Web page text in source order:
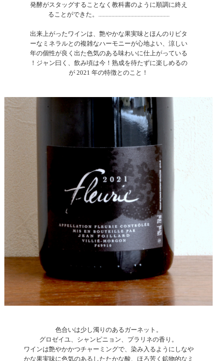
発酵がスタッグすることなく教科書のように順調に終え
ることができた。.................................................
出来上がったワインは、艶やかな果実味とほんのりビタ
ーなミネラルとの複雑なハーモニーが心地よい、涼しい
年の個性が良く出た色気のある味わいに仕上がっている
！ジャン曰く、飲み頃は今！熟成を待たずに楽しめるの
が 2021 年の特徴とのこと！
色合いは少し濁りのあるガーネット。
グロゼイユ、シャンピニョン、プラリネの香り。
ワインは艶やかかつチャーミングで、染み入るようにしなや
かな果実味に色気のあるしたたかな酸、ほろ苦く鉱物的なミ